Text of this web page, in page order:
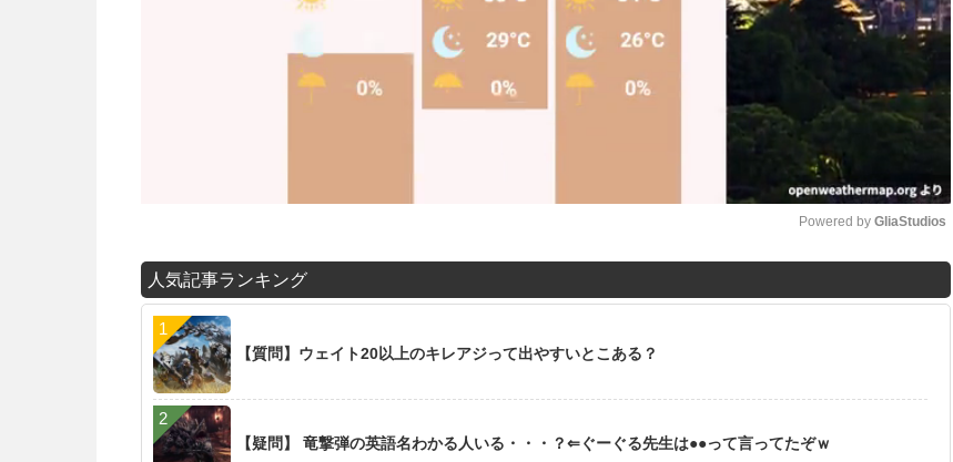
Powered by GliaStudios
人気記事ランキング
【質問】ウェイト20以上のキレアジって出やすいとこある？
【疑問】 竜撃弾の英語名わかる人いる・・・？⇐ぐーぐる先生は●●って言ってたぞｗ